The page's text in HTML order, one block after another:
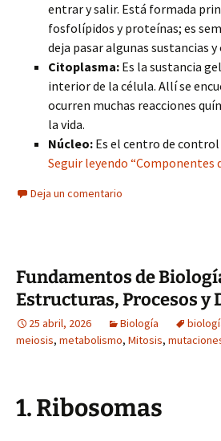
entrar y salir. Está formada
fosfolípidos y proteínas; es
deja pasar algunas sustancias
Citoplasma: Es la sustancia
interior de la célula. Allí se
ocurren muchas reacciones
la vida.
Núcleo: Es el centro de control
Seguir leyendo “Componentes
Deja un comentario
Fundamentos de
Estructuras, Procesos y
25 abril, 2026 Biología
meiosis, metabolismo, Mitosis,
1. Ribosomas